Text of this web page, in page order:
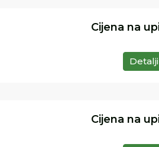
Cijena na
Detalji
Cijena na